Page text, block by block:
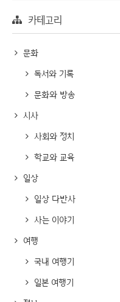
카테고리
문화
독서와 기록
문화와 방송
시사
사회와 정치
학교와 교육
일상
일상 다반사
사는 이야기
여행
국내 여행기
일본 여행기